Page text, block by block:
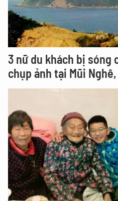
3 nữ du khách bị sóng
chụp ảnh tại Mũi